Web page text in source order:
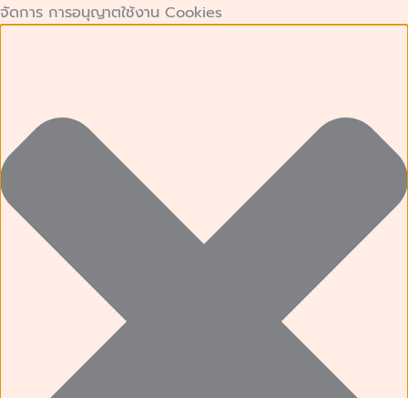
จัดการ การอนุญาตใช้งาน Cookies
คุกกี้
ที่
Preferences
คุกกี้
เก็บ
คุกกี้
การ
Skip